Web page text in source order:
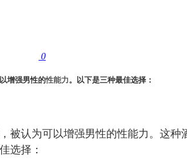
0
增强男性的性能力。以下是三种最佳选择：
，被认为可以增强男性的性能力。这
选择：